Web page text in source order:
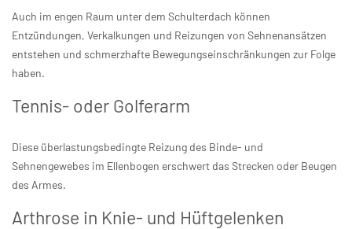
Auch im engen Raum unter dem Schulterdach können
Entzündungen, Verkalkungen und Reizungen von Sehnenansätzen
entstehen und schmerzhafte Bewegungseinschränkungen zur Folge
haben.
Tennis- oder Golferarm
Diese überlastungsbedingte Reizung des Binde- und
Sehnengewebes im Ellenbogen erschwert das Strecken oder Beugen
des Armes.
Arthrose in Knie- und Hüftgelenken